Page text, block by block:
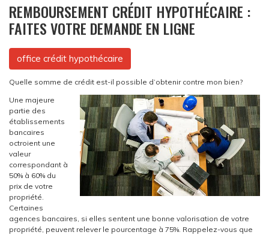
REMBOURSEMENT CRÉDIT HYPOTHÉCAIRE :
FAITES VOTRE DEMANDE EN LIGNE
office crédit hypothécaire
Quelle somme de crédit est-il possible d’obtenir contre mon bien?
Une majeure
partie des
établissements
bancaires
octroient une
valeur
correspondant à
50% à 60% du
prix de votre
propriété.
Certaines
agences bancaires, si elles sentent une bonne valorisation de votre
propriété, peuvent relever le pourcentage à 75%. Rappelez-vous que